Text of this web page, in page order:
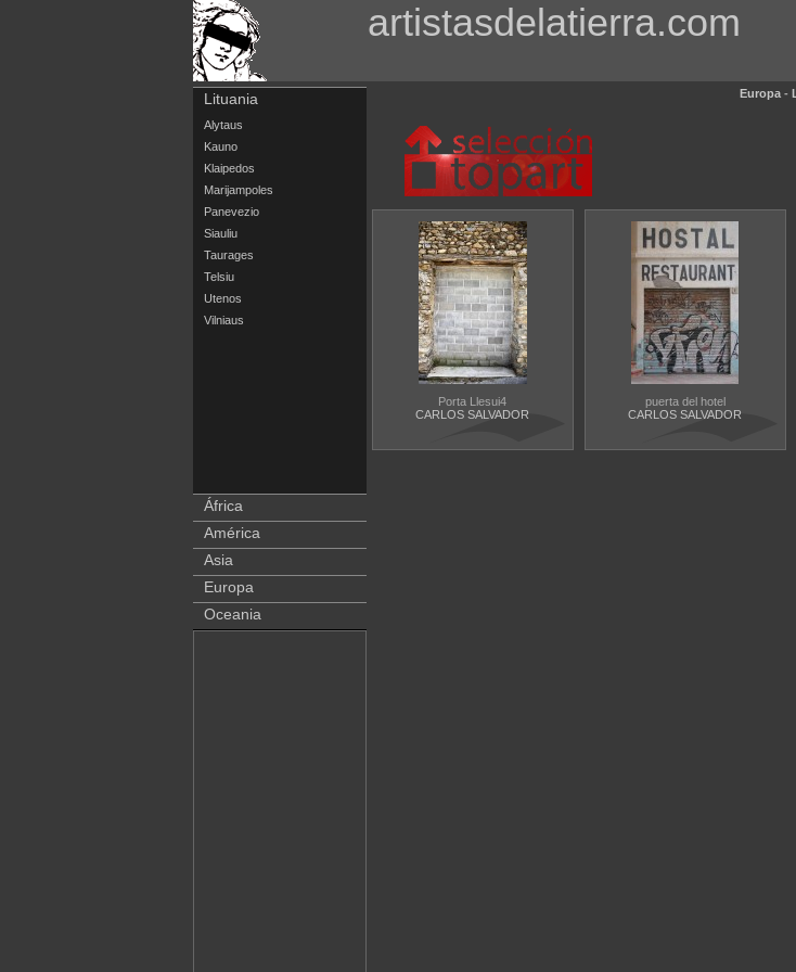
artistasdelatierra.com
Lituania
Alytaus
Kauno
Klaipedos
Marijampoles
Panevezio
Siauliu
Taurages
Telsiu
Utenos
Vilniaus
África
América
Asia
Europa
Oceania
Europa -
Porta Llesui4
CARLOS SALVADOR
puerta del hotel
CARLOS SALVADOR